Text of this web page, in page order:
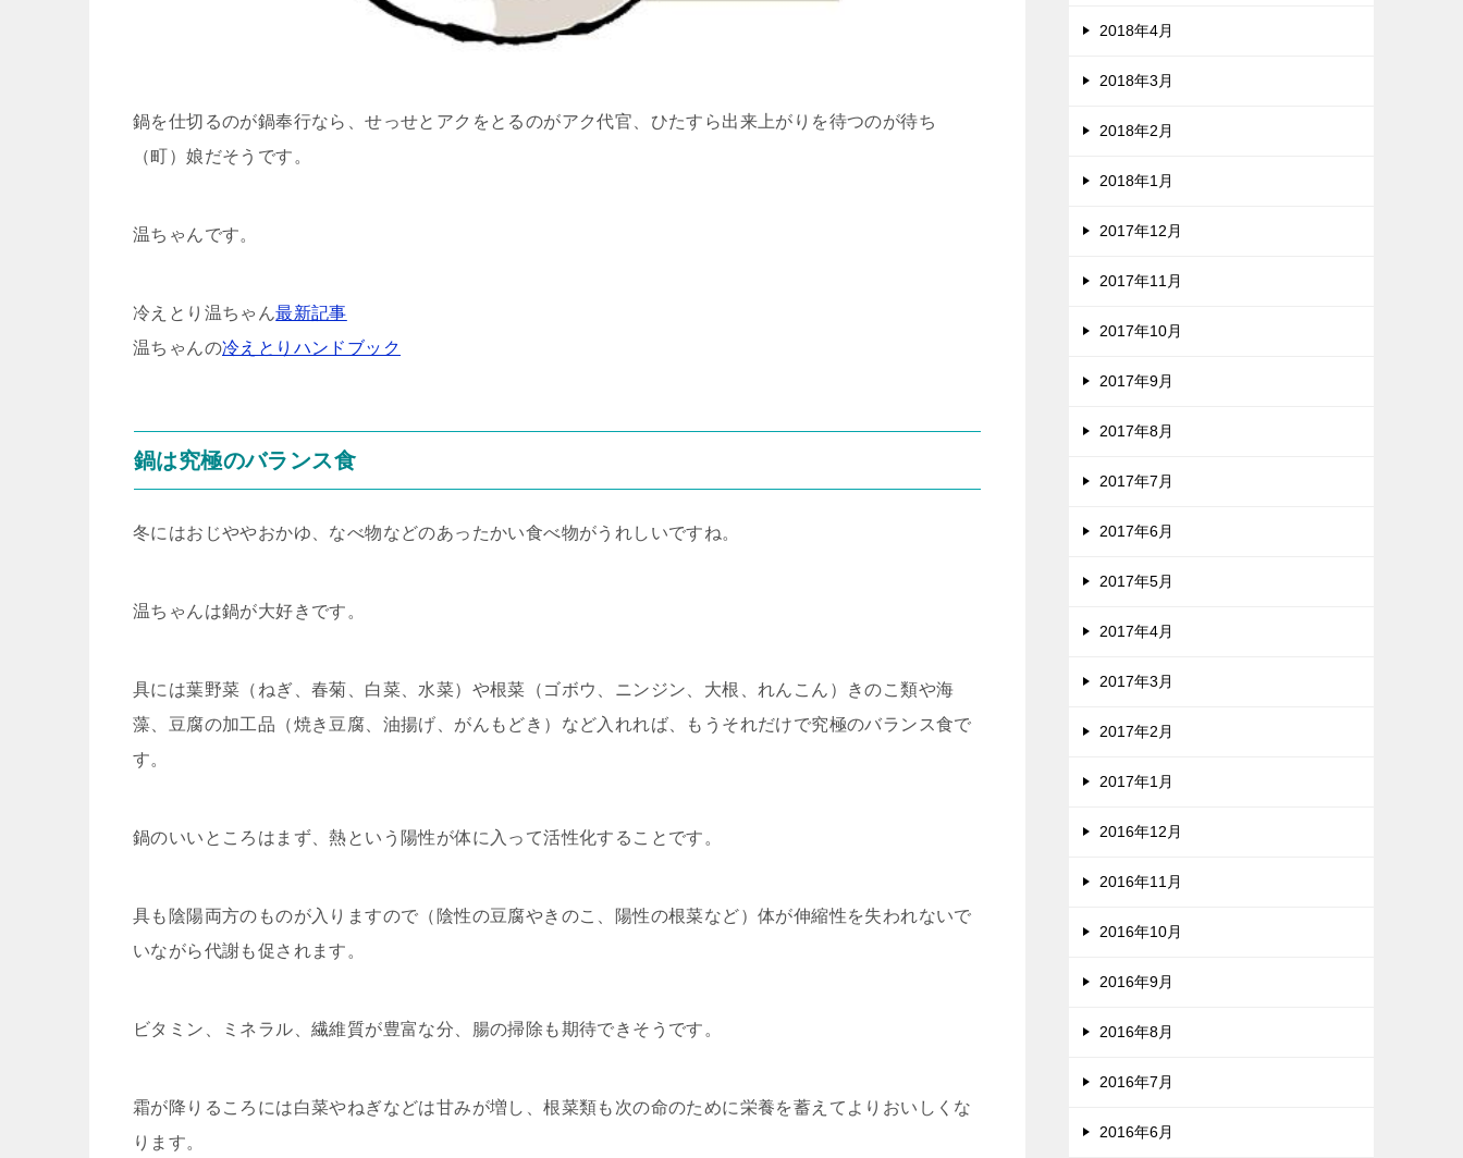
鍋を仕切るのが鍋奉行なら、せっせとアクをとるのがアク代官、ひたすら出来上がりを待つのが待ち
（町）娘だそうです。
温ちゃんです。
冷えとり温ちゃん最新記事
温ちゃんの冷えとりハンドブック
鍋は究極のバランス食
冬にはおじややおかゆ、なべ物などのあったかい食べ物がうれしいですね。
温ちゃんは鍋が大好きです。
具には葉野菜（ねぎ、春菊、白菜、水菜）や根菜（ゴボウ、ニンジン、大根、れんこん）きのこ類や海
藻、豆腐の加工品（焼き豆腐、油揚げ、がんもどき）など入れれば、もうそれだけで究極のバランス食で
す。
鍋のいいところはまず、熱という陽性が体に入って活性化することです。
具も陰陽両方のものが入りますので（陰性の豆腐やきのこ、陽性の根菜など）体が伸縮性を失われないで
いながら代謝も促されます。
ビタミン、ミネラル、繊維質が豊富な分、腸の掃除も期待できそうです。
霜が降りるころには白菜やねぎなどは甘みが増し、根菜類も次の命のために栄養を蓄えてよりおいしくな
ります。
2018年4月
2018年3月
2018年2月
2018年1月
2017年12月
2017年11月
2017年10月
2017年9月
2017年8月
2017年7月
2017年6月
2017年5月
2017年4月
2017年3月
2017年2月
2017年1月
2016年12月
2016年11月
2016年10月
2016年9月
2016年8月
2016年7月
2016年6月